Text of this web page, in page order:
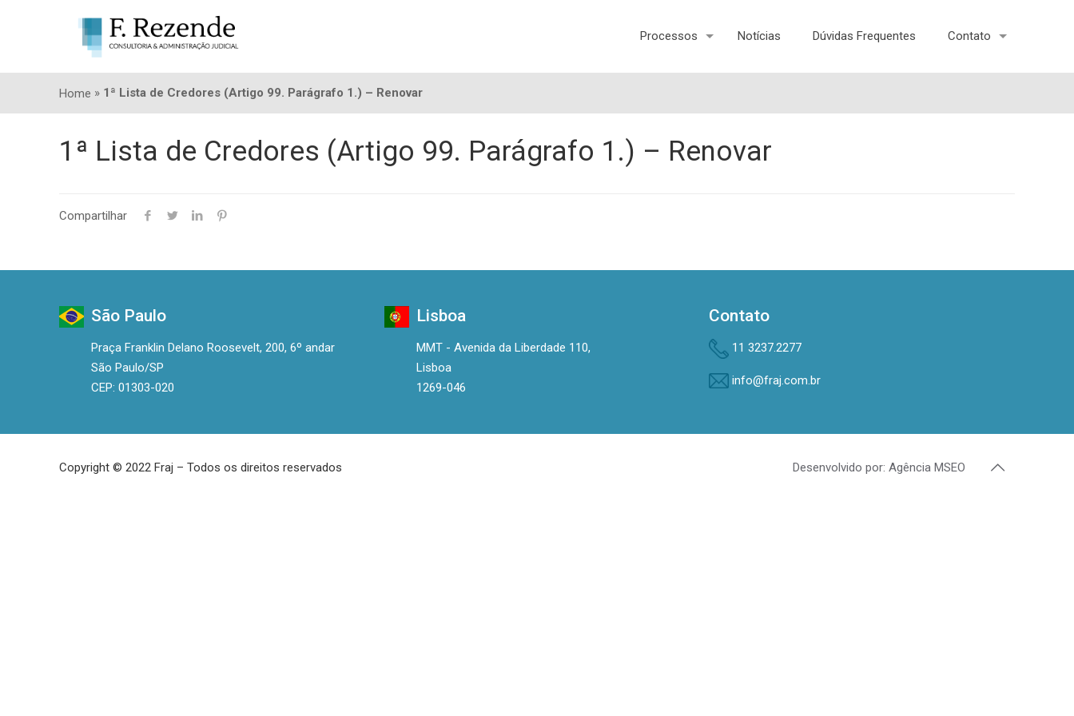
Processos Notícias Dúvidas Frequentes Contato
Home » 1ª Lista de Credores (Artigo 99. Parágrafo 1.) – Renovar
1ª Lista de Credores (Artigo 99. Parágrafo 1.) – Renovar
Compartilhar
São Paulo
Praça Franklin Delano Roosevelt, 200, 6º andar
São Paulo/SP
CEP: 01303-020
Lisboa
MMT - Avenida da Liberdade 110,
Lisboa
1269-046
Contato
11 3237.2277
info@fraj.com.br
Copyright © 2022 Fraj – Todos os direitos reservados Desenvolvido por: Agência MSEO